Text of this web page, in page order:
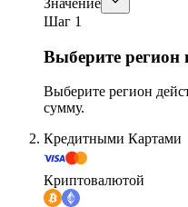
Значение
Шаг 1
Выберите регион
Выберите регион
сумму.
Кредитными Картами
Криптовалютой